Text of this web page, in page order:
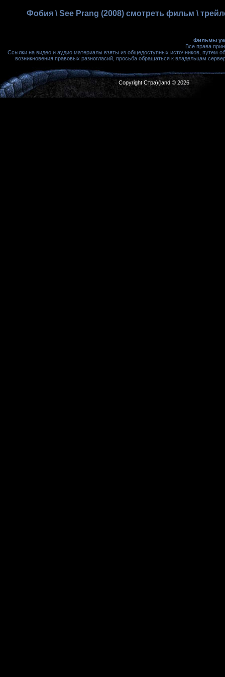
Фобия \ See Prang (2008) смотреть фильм \
Фильмы
Все права
Ссылки на видео и аудио материалы взяты из общедоступных источников, путем
возникновения правовых разногласий, просьба обращаться к владельцам
Copyright Стра)(land © 2026